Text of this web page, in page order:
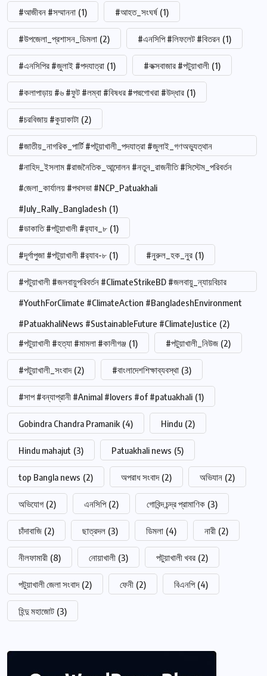
#আজীবন #সম্মাননা (1) #আহত_সংঘর্ষ (1)
#উপজেলা_প্রশাসন_ডিমলা (2) #এনসিপি #লিফলেট #বিতরন (1)
#এনসিপির #জুলাই #পদযাত্রা (1) #কক্সবাজার #পটুয়াখালী (1)
#কলাপাড়ায় #৬ #ফুট #লম্বা #বিষধর #পদ্মগোখরা #উদ্ধার (1)
#চরবিজায় #কুয়াকাটা (2)
#জাতীয়_নাগরিক_পার্টি #পটুয়াখালী_পদযাত্রা #জুলাই_গণঅভ্যুত্থান
#নাহিদ_ইসলাম #রাজনৈতিক_আন্দোলন #নতুন_রাজনীতি #সিস্টেম_পরিবর্তন
#জেলা_কার্যালয় #পথসভা #NCP_Patuakhali
#July_Rally_Bangladesh (1)
#ডাকাতি #পটুয়াখালী #র‍্যাব_৮ (1)
#দূর্গাপুজা #পটুয়াখালী #র‍্যাব-৮ (1) #নুরুল_হক_নুর (1)
#পটুয়াখালী #জলবায়ুপরিবর্তন #ClimateStrikeBD #জলবায়ু_ন্যায়বিচার
#YouthForClimate #ClimateAction #BangladeshEnvironment
#PatuakhaliNews #SustainableFuture #ClimateJustice (2)
#পটুয়াখালী #হত্যা #মামলা #কালীগঞ্জ (1) #পটুয়াখালী_নিউজ (2)
#পটুয়াখালী_সংবাদ (2) #বাংলাদেশশিক্ষাব্যবস্থা (3)
#সাপ #বন্যাপ্রানী #Animal #lovers #of #patuakhali (1)
Gobindra Chandra Pramanik (4) Hindu (2)
Hindu mahajut (3) Patuakhali news (5)
top Bangla news (2) অপরাধ সংবাদ (2) অভিযান (2)
অভিযোগ (2) এনসিপি (2) গোবিন্দ চন্দ্র প্রামাণিক (3)
চাঁদাবাজি (2) ছাত্রদল (3) ডিমলা (4) নারী (2)
নীলফামারী (8) নোয়াখালী (3) পটুয়াখালী খবর (2)
পটুয়াখালী জেলা সংবাদ (2) ফেনী (2) বিএনপি (4)
হিন্দু মহাজোট (3)